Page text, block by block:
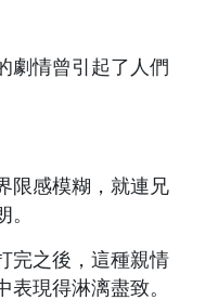
劇情曾引起了人們
限感模糊，就連兄
完之後，這種親情
現得淋漓盡致。